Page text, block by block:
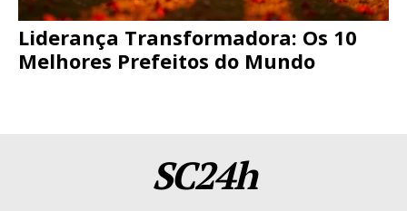
Liderança Transformadora: Os 10
Melhores Prefeitos do Mundo
SC24h